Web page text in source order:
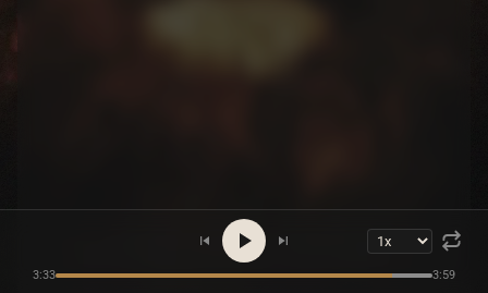
3:33 3:59